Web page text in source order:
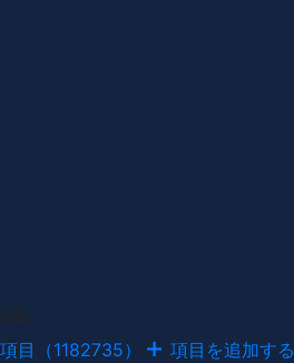
項目（1182735） 項目を追加する